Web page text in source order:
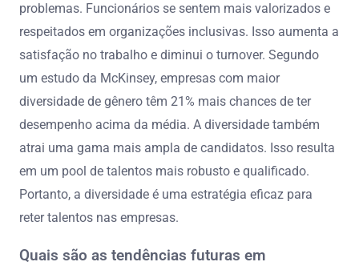
problemas. Funcionários se sentem mais valorizados e
respeitados em organizações inclusivas. Isso aumenta a
satisfação no trabalho e diminui o turnover. Segundo
um estudo da McKinsey, empresas com maior
diversidade de gênero têm 21% mais chances de ter
desempenho acima da média. A diversidade também
atrai uma gama mais ampla de candidatos. Isso resulta
em um pool de talentos mais robusto e qualificado.
Portanto, a diversidade é uma estratégia eficaz para
reter talentos nas empresas.
Quais são as tendências futuras em